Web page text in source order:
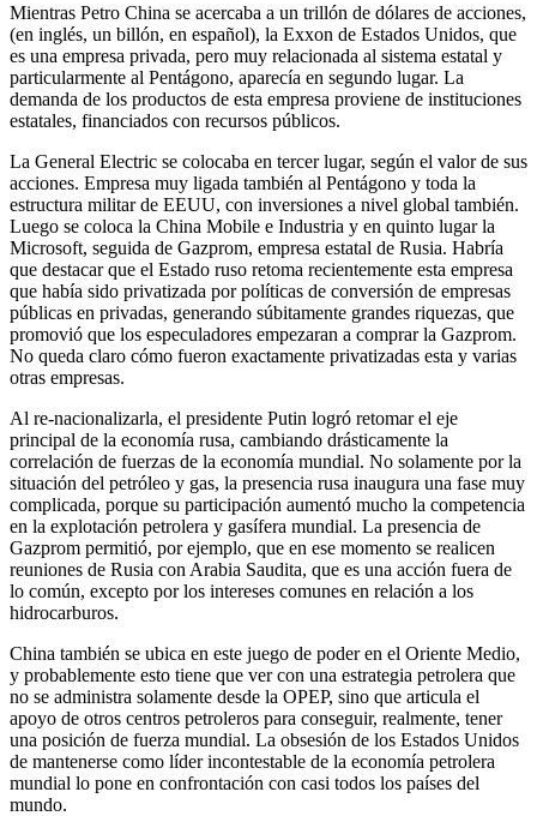
Mientras Petro China se acercaba a un trillón de dólares de acciones,
(en inglés, un billón, en español), la Exxon de Estados Unidos, que
es una empresa privada, pero muy relacionada al sistema estatal y
particularmente al Pentágono, aparecía en segundo lugar. La
demanda de los productos de esta empresa proviene de instituciones
estatales, financiados con recursos públicos.
La General Electric se colocaba en tercer lugar, según el valor de sus
acciones. Empresa muy ligada también al Pentágono y toda la
estructura militar de EEUU, con inversiones a nivel global también.
Luego se coloca la China Mobile e Industria y en quinto lugar la
Microsoft, seguida de Gazprom, empresa estatal de Rusia. Habría
que destacar que el Estado ruso retoma recientemente esta empresa
que había sido privatizada por políticas de conversión de empresas
públicas en privadas, generando súbitamente grandes riquezas, que
promovió que los especuladores empezaran a comprar la Gazprom.
No queda claro cómo fueron exactamente privatizadas esta y varias
otras empresas.
Al re-nacionalizarla, el presidente Putin logró retomar el eje
principal de la economía rusa, cambiando drásticamente la
correlación de fuerzas de la economía mundial. No solamente por la
situación del petróleo y gas, la presencia rusa inaugura una fase muy
complicada, porque su participación aumentó mucho la competencia
en la explotación petrolera y gasífera mundial. La presencia de
Gazprom permitió, por ejemplo, que en ese momento se realicen
reuniones de Rusia con Arabia Saudita, que es una acción fuera de
lo común, excepto por los intereses comunes en relación a los
hidrocarburos.
China también se ubica en este juego de poder en el Oriente Medio,
y probablemente esto tiene que ver con una estrategia petrolera que
no se administra solamente desde la OPEP, sino que articula el
apoyo de otros centros petroleros para conseguir, realmente, tener
una posición de fuerza mundial. La obsesión de los Estados Unidos
de mantenerse como líder incontestable de la economía petrolera
mundial lo pone en confrontación con casi todos los países del
mundo.